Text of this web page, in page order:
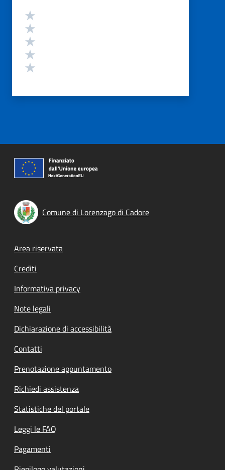
Valutazione
Comune di Lorenzago di Cadore
Footer menu
Area riservata
Crediti
Informativa privacy
Note legali
Dichiarazione di accessibilità
Contatti
Prenotazione appuntamento
Richiedi assistenza
Statistiche del portale
Leggi le FAQ
Pagamenti